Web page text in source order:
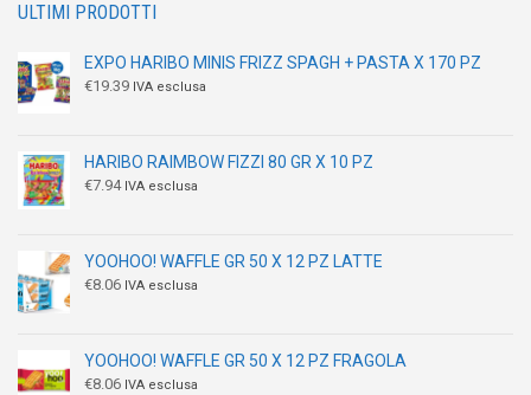
ULTIMI PRODOTTI
EXPO HARIBO MINIS FRIZZ SPAGH + PASTA X 170 PZ
€19.39 IVA esclusa
HARIBO RAIMBOW FIZZI 80 GR X 10 PZ
€7.94 IVA esclusa
YOOHOO! WAFFLE GR 50 X 12 PZ LATTE
€8.06 IVA esclusa
YOOHOO! WAFFLE GR 50 X 12 PZ FRAGOLA
€8.06 IVA esclusa